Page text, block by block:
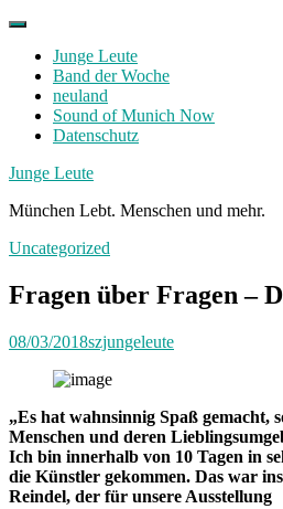
Skip
contentJunge Leute
Band der Woche
neuland
Sound of Munich Now
Datenschutz
Facebook
Twitter
Instagram
Junge Leute
München Lebt. Menschen und mehr.
Uncategorized
Fragen über Fragen –
08/03/2018szjungeleute
„Es hat wahnsinnig Spaß gemacht,
Menschen und deren
Ich bin innerhalb von 10 Tagen in
die Künstler gekommen. Das war
Reindel, der für unsere Ausstellung